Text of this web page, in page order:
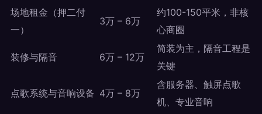
场地租金（押二付
一）
3万 – 6万
约100-150平米，非核
心商圈
装修与隔音 6万 – 12万
简装为主，隔音工程是
关键
点歌系统与音响设备 4万 – 8万
含服务器、触屏点歌
机、专业音响